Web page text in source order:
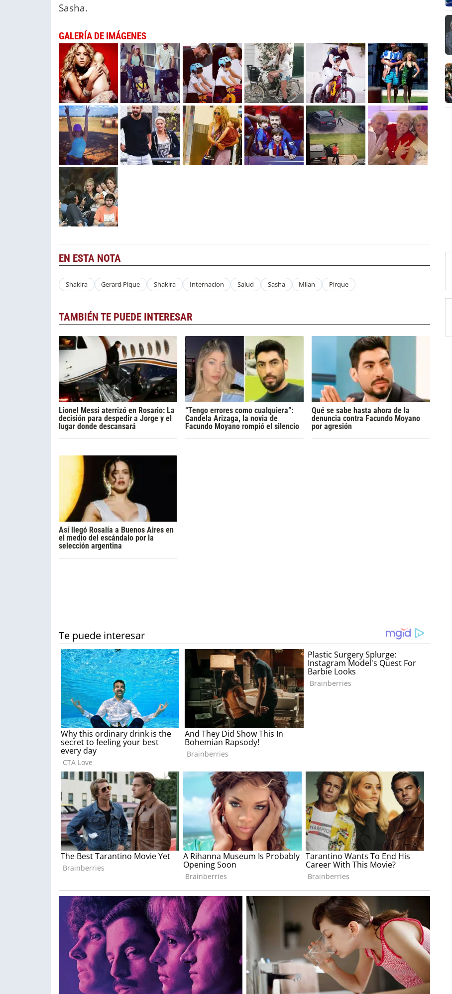
Sasha.
GALERÍA DE IMÁGENES
EN ESTA NOTA
Shakira Gerard Pique Shakira Internacion Salud Sasha Milan Pirque
TAMBIÉN TE PUEDE INTERESAR
Lionel Messi aterrizó en Rosario: La
decisión para despedir a Jorge y el
lugar donde descansará
“Tengo errores como cualquiera”:
Candela Arizaga, la novia de
Facundo Moyano rompió el silencio
Qué se sabe hasta ahora de la
denuncia contra Facundo Moyano
por agresión
Así llegó Rosalía a Buenos Aires en
el medio del escándalo por la
selección argentina